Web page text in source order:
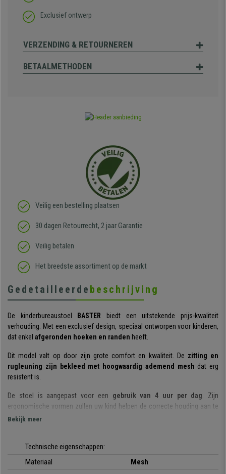
Exclusief ontwerp
VERZENDING & RETOURNEREN
BETAALMETHODEN
Veilig een bestelling plaatsen
30 dagen Retourrecht, 2 jaar Garantie
Veilig betalen
Het breedste assortiment op de markt
Gedetailleerde beschrijving
De kinderbureaustoel BASTER biedt een uitstekende prijs-kwaliteit
verhouding. Met een exclusief design, speciaal ontworpen voor kinderen,
dat enkel afgeronden hoeken en randen heeft.
Dit model valt op door zijn grote comfort en kwaliteit. De zitting en
rugleuning zijn bekleed met hoogwaardig ademend mesh dat erg
resistent is.
De stoel is aangepast voor een gebruik van 4 uur per dag. Zijn
ergonomische vormen zullen uw kind helpen de correcte houding aan te
nemen. Hij bevordert een correcte groei en en vermijdt slechte
De stoel is gemaakt van hoogwaardige materialen zodat u zich geen
zorgen hoeft te maken over zijn
robuustheid en stevigheid
Bekijk meer
Technische eigenschappen:
Materiaal
Mesh